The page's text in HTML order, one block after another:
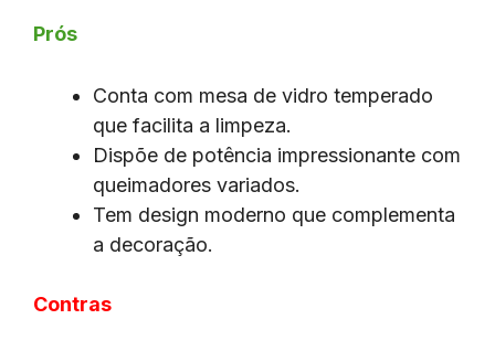
Prós
Conta com mesa de vidro temperado
que facilita a limpeza.
Dispõe de potência impressionante com
queimadores variados.
Tem design moderno que complementa
a decoração.
Contras